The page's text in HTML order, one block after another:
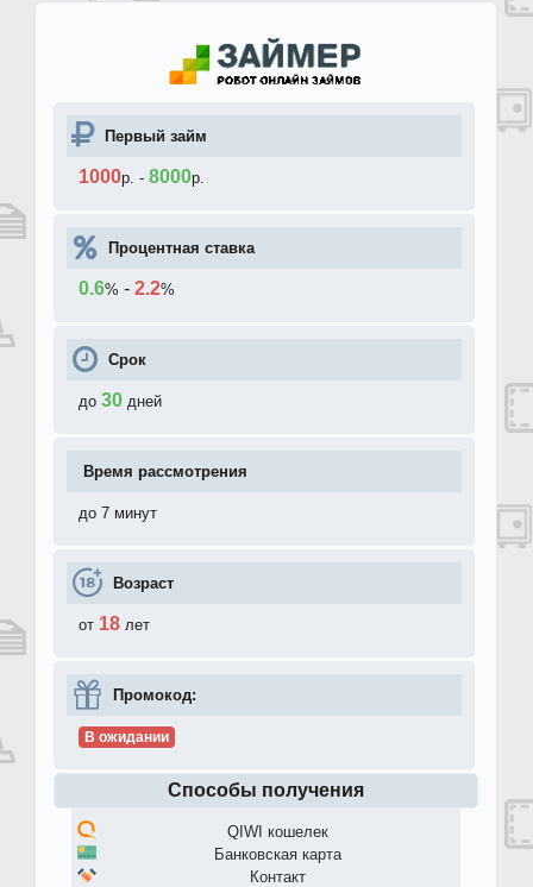
Первый займ
1000р. - 8000р.
Процентная ставка
0.6% - 2.2%
Срок
до 30 дней
Время рассмотрения
до 7 минут
Возраст
от 18 лет
Промокод:
В ожидании
Способы получения
QIWI кошелек
Банковская карта
Контакт